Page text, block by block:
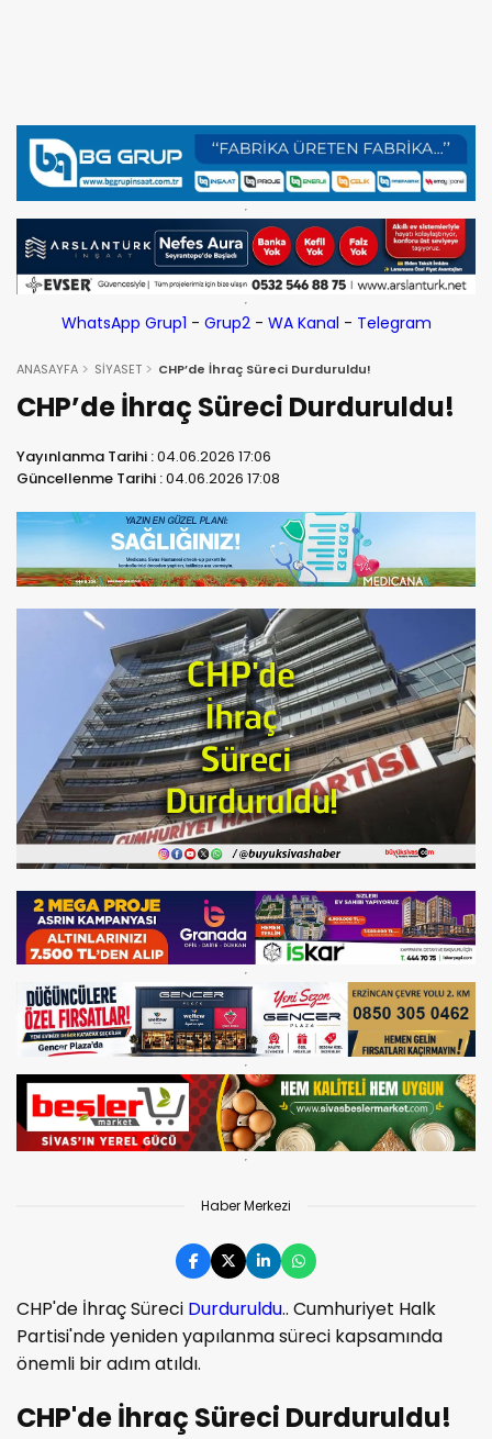
WhatsApp Grup1 - Grup2- WA Kanal - Telegram
ANASAYFA SİYASET CHP’de İhraç Süreci Durduruldu!
CHP’de İhraç Süreci Durduruldu!
Yayınlanma Tarihi :04.06.2026 17:06
Güncellenme Tarihi :04.06.2026 17:08
Haber Merkezi
CHP'de İhraç Süreci Durduruldu.. Cumhuriyet Halk
Partisi'nde yeniden yapılanma süreci kapsamında
önemli bir adım atıldı.
CHP'de İhraç Süreci Durduruldu!